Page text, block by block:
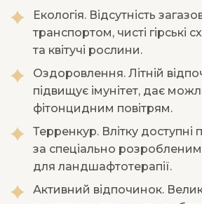
Екологія. Відсутність
транспортом, чисті гірські
та квітучі рослини.
Оздоровлення. Літній
підвищує імунітет, дає
фітонцидним повітрям.
Терренкур. Влітку доступні
за спеціально
для ландшафтотерапії.
Активний відпочинок.